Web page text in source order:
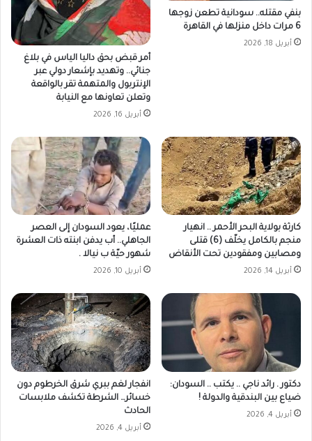
بنفي مقتله.. سودانية تطعن زوجها
6 مرات داخل منزلها في القاهرة
أبريل 18, 2026
أمر قبض بحق داليا الياس في بلاغ
جنائي.. وتهديد بإشعار دولي عبر
الإنتربول والمتهمة تقر بالواقعة
وتعلن تعاونها مع النيابة
أبريل 16, 2026
كارثة بولاية البحر الأحمر .. انهيار
منجم بالكامل يخلّف (6) قتلى
ومصابين ومفقودين تحت الأنقاض
أبريل 14, 2026
عمليًا، يعود السودان إلى العصر
الجاهلي.. أب يدفن ابنته ذات العشرة
شهور حيّة ب نيالا .
أبريل 10, 2026
دكتور . رائد ناجي .. يكتب .. السودان:
ضياع بين البندقية والدولة !
أبريل 4, 2026
انفجار لغم ببري شرق الخرطوم دون
خسائر… الشرطة تكشف ملابسات
الحادث
أبريل 4, 2026